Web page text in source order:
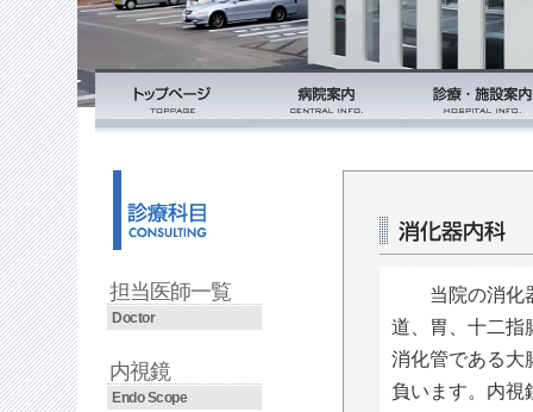
看護部
フロアマップ
当院の消化
道、胃、十二指
消化管である大
負います。内視
担当医師一覧
Doctor
内視鏡
Endo Scope